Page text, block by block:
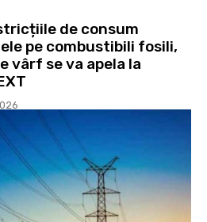
de consum
pe combustibili fosili,
vârf se va apela la